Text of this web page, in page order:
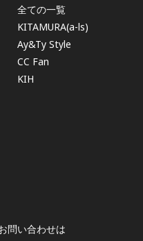
全ての一覧
KITAMURA(a-ls)
Ay&Ty Style
CC Fan
KIH
問い合わせは